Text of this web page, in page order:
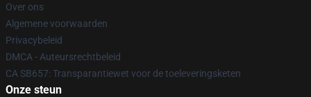
Over ons
Algemene voorwaarden
Privacybeleid
DMCA - Auteursrechtbeleid
CA SB657: Transparantiewet voor de toeleveringsketen
Onze steun